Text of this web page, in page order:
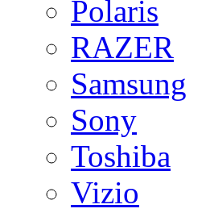
Polaris
RAZER
Samsung
Sony
Toshiba
Vizio